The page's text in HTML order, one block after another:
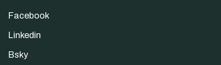
Facebook
Linkedin
Bsky